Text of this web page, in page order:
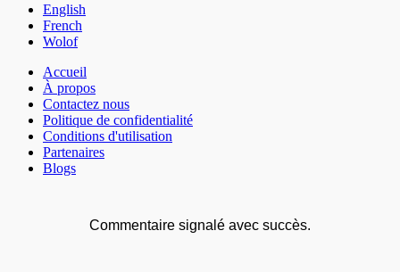
English
French
Wolof
Accueil
À propos
Contactez nous
Politique de confidentialité
Conditions d'utilisation
Partenaires
Blogs
Commentaire signalé avec succès.